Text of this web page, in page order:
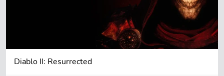
Diablo II: Resurrected